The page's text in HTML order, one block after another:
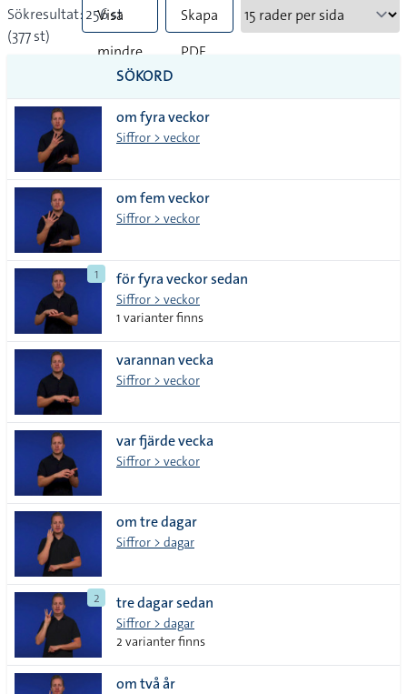
Sökresultat: 256 st
(377 st)
Visa
mindre
tecken
Skapa
PDF
SÖKORD
om fyra veckor
Siffror > veckor
om fem veckor
Siffror > veckor
1 för fyra veckor sedan
Siffror > veckor
1 varianter finns
varannan vecka
Siffror > veckor
var fjärde vecka
Siffror > veckor
om tre dagar
Siffror > dagar
2 tre dagar sedan
Siffror > dagar
2 varianter finns
om två år